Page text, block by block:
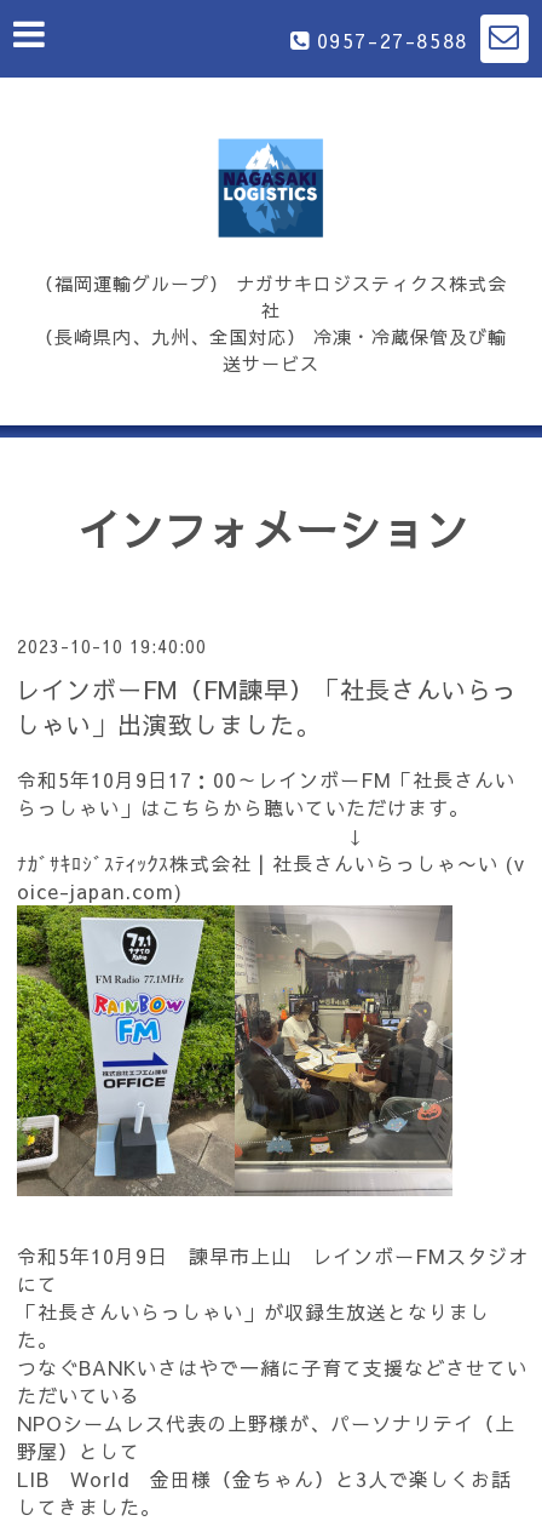
0957-27-8588
（福岡運輸グループ） ナガサキロジスティクス株式会
社
（長崎県内、九州、全国対応） 冷凍・冷蔵保管及び輸
送サービス
インフォメーション
2023-10-10 19:40:00
レインボーFM（FM諫早）「社長さんいらっ
しゃい」出演致しました。
令和5年10月9日17：00～レインボーFM「社長さんい
らっしゃい」はこちらから聴いていただけます。
↓
ﾅｶﾞｻｷﾛｼﾞｽﾃｨｯｸｽ株式会社 | 社長さんいらっしゃ〜い (v
oice-japan.com)
令和5年10月9日 諫早市上山 レインボーFMスタジオ
にて
「社長さんいらっしゃい」が収録生放送となりまし
た。
つなぐBANKいさはやで一緒に子育て支援などさせてい
ただいている
NPOシームレス代表の上野様が、パーソナリテイ（上
野屋）として
LIB World 金田様（金ちゃん）と3人で楽しくお話
してきました。